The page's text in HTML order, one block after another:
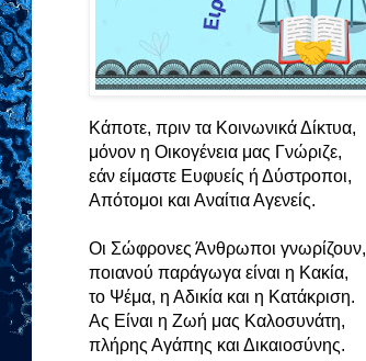
Κάποτε, πριν τα Κοινωνικά Δίκτυα,
μόνον η Οικογένεια μας Γνώριζε,
εάν είμαστε Ευφυείς ή Δύστροποι,
Απότομοι και Αναίτια Αγενείς.
Οι Σώφρονες Άνθρωποι γνωρίζουν,
ποιανού παράγωγα είναι η Κακία,
το Ψέμα, η Αδικία και η Κατάκριση.
Ας Είναι η Ζωή μας Καλοσυνάτη,
πλήρης Αγάπης και Δικαιοσύνης.